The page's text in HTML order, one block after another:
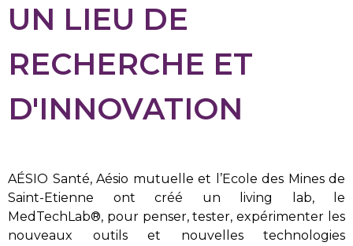
UN LIEU DE
RECHERCHE ET
D'INNOVATION
AÉSIO Santé, Aésio mutuelle et l’Ecole des Mines de
Saint-Etienne ont créé un living lab, le
MedTechLab®, pour penser, tester, expérimenter les
nouveaux outils et nouvelles technologies